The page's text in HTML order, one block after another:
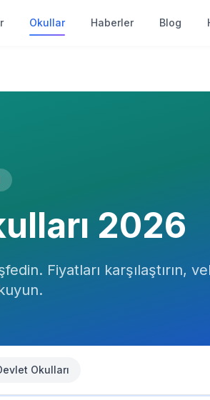
Okullar Haberler Blog
2026
Fiyatları karşılaştırın,
Okulları